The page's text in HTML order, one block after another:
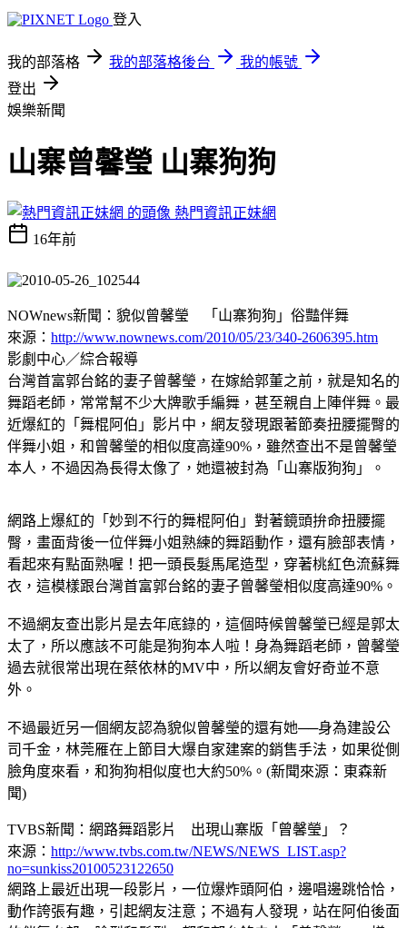
登入
我的部落格 我的部落格後台
我的帳號
登出
娛樂新聞
山寨曾馨瑩 山寨狗狗
熱門資訊正妹網
16年前
NOWnews新聞：貌似曾馨瑩 「山寨狗狗」俗豔伴舞
來源： http://www.nownews.com/2010/05/23/340-2606395.htm
影劇中心／綜合報導
台灣首富郭台銘的妻子曾馨瑩，在嫁給郭董之前，就是知名的
舞蹈老師，常常幫不少大牌歌手編舞，甚至親自上陣伴舞。最
近爆紅的「舞棍阿伯」影片中，網友發現跟著節奏扭腰擺臀的
伴舞小姐，和曾馨瑩的相似度高達90%，雖然查出不是曾馨瑩
本人，不過因為長得太像了，她還被封為「山寨版狗狗」。
網路上爆紅的「妙到不行的舞棍阿伯」對著鏡頭拚命扭腰擺
臀，畫面背後一位伴舞小姐熟練的舞蹈動作，還有臉部表情，
看起來有點面熟喔！把一頭長髮馬尾造型，穿著桃紅色流蘇舞
衣，這模樣跟台灣首富郭台銘的妻子曾馨瑩相似度高達90%。
不過網友查出影片是去年底錄的，這個時候曾馨瑩已經是郭太
太了，所以應該不可能是狗狗本人啦！身為舞蹈老師，曾馨瑩
過去就很常出現在蔡依林的MV中，所以網友會好奇並不意
外。
不過最近另一個網友認為貌似曾馨瑩的還有她──身為建設公
司千金，林莞雁在上節目大爆自家建案的銷售手法，如果從側
臉角度來看，和狗狗相似度也大約50%。(新聞來源：東森新
聞)
TVBS新聞：網路舞蹈影片 出現山寨版「曾馨瑩」？
來源： http://www.tvbs.com.tw/NEWS/NEWS_LIST.asp?
no=sunkiss20100523122650
網路上最近出現一段影片，一位爆炸頭阿伯，邊唱邊跳恰恰，
動作誇張有趣，引起網友注意；不過有人發現，站在阿伯後面